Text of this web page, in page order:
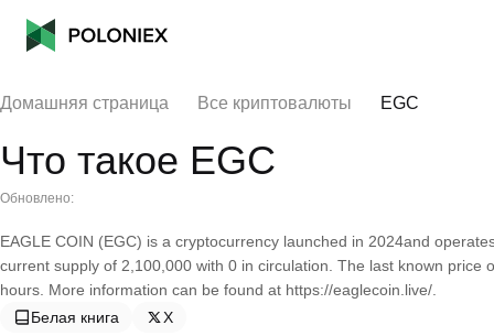
Домашняя страница Все криптовалюты EGC
Что такое EGC
Обновлено:
EAGLE COIN (EGC) is a cryptocurrency launched in 2024and
current supply of 2,100,000 with 0 in circulation. The last known
hours. More information can be found at https://eaglecoin.live/.
Белая книга
X